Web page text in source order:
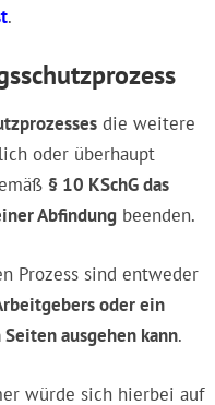
.
die weitere
oder überhaupt
§ 10 KSchG das
Abfindung beenden.
Prozess sind entweder
oder ein
ausgehen kann.
würde sich hierbei auf